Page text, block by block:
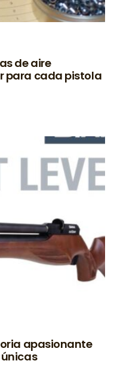
de aire
para cada pistola
apasionante